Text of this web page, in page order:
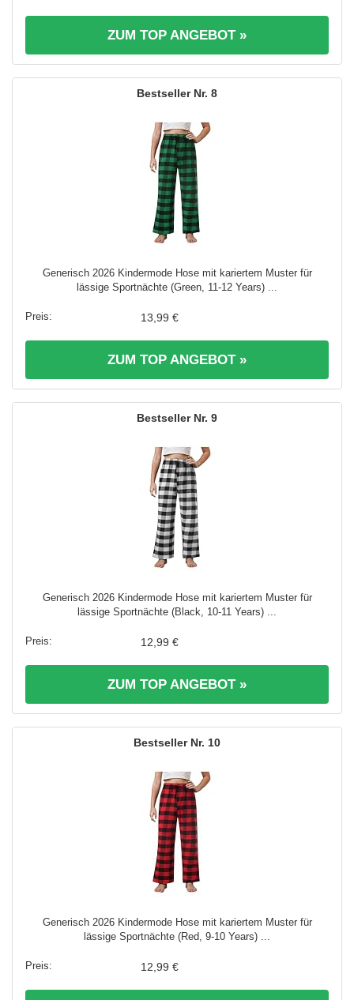
ZUM TOP ANGEBOT »
8
Generisch 2026 Kindermode Hose mit kariertem Muster für
lässige Sportnächte (Green, 11-12 Years) ...
13,99 €
ZUM TOP ANGEBOT »
9
Generisch 2026 Kindermode Hose mit kariertem Muster für
lässige Sportnächte (Black, 10-11 Years) ...
12,99 €
ZUM TOP ANGEBOT »
10
Generisch 2026 Kindermode Hose mit kariertem Muster für
lässige Sportnächte (Red, 9-10 Years) ...
12,99 €